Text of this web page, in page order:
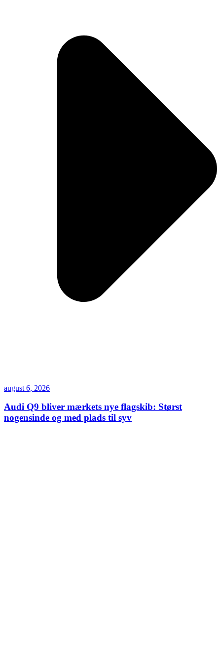
august 6, 2026
Audi Q9 bliver mærkets nye flagskib: Størst
nogensinde og med plads til syv